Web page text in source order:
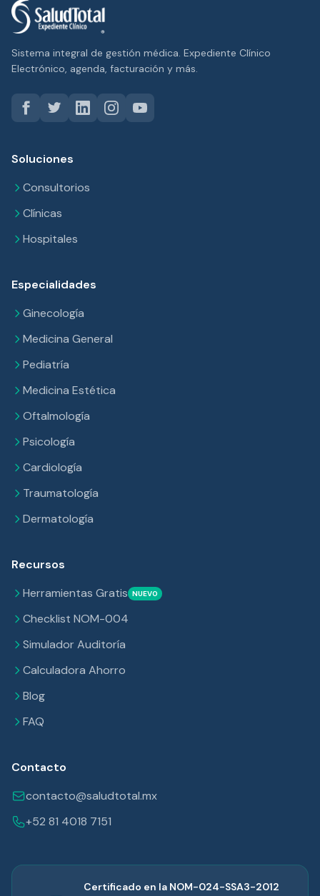
Sistema integral de gestión médica. Expediente Clínico
Electrónico, agenda, facturación y más.
Soluciones
Consultorios
Clínicas
Hospitales
Especialidades
Ginecología
Medicina General
Pediatría
Medicina Estética
Oftalmología
Psicología
Cardiología
Traumatología
Dermatología
Recursos
Herramientas Gratis NUEVO
Checklist NOM-004
Simulador Auditoría
Calculadora Ahorro
Blog
FAQ
Contacto
contacto@saludtotal.mx
+52 81 4018 7151
Certificado en la NOM-024-SSA3-2012